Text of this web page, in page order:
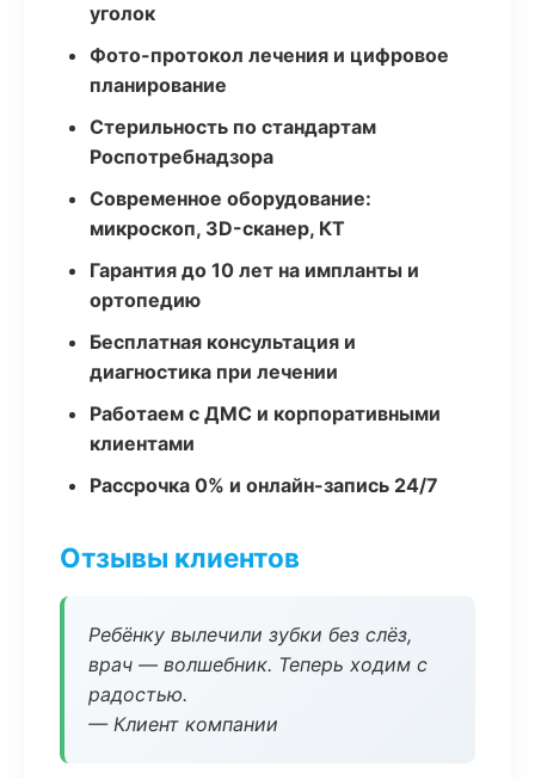
уголок
Фото-протокол лечения и цифровое
планирование
Стерильность по стандартам
Роспотребнадзора
Современное оборудование:
микроскоп, 3D-сканер, КТ
Гарантия до 10 лет на импланты и
ортопедию
Бесплатная консультация и
диагностика при лечении
Работаем с ДМС и корпоративными
клиентами
Рассрочка 0% и онлайн-запись 24/7
Отзывы клиентов
Ребёнку вылечили зубки без слёз,
врач — волшебник. Теперь ходим с
радостью.
— Клиент компании